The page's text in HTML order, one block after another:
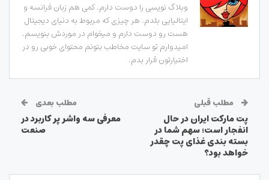
وبلاگ نویسی را دوست دارم. کمی هم زبان فرانسه و
ایتالیایی بلدم. هر چیزی که مربوط به دنیای دیجیتال
هست رو دوست دارم و میخوام در موردش بنویسم.
امیدوارم تو سایت مخاطب بتونم محتوای خوبی رو در
اختیارتون قرار بدم.
مطلب قبلی
پت مارکت ایران در حال
انفجار است؛ سهم شما در
بسته بندی غذای پت چقدر
خواهد بود؟
مطلب بعدی
معرفی سه واشر پر کاربرد در
صنعت